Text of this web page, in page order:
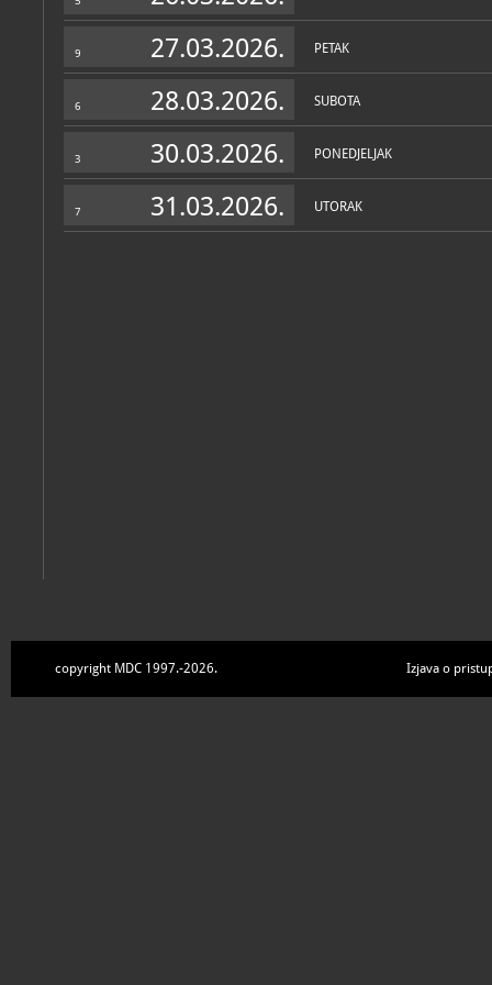
9 27.03.2026. PETAK
6 28.03.2026. SUBOTA
3 30.03.2026. PONEDJELJAK
7 31.03.2026. UTORAK
Fotkam ja: izložba fotografija : Gradska galerija Jastrebarsko,
Jastrebarsko, Gradski muzej Jastrebarsko, 2010
copyright MDC 1997.-2026. Izjava o